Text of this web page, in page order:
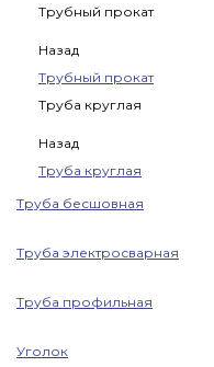
Трубный прокат
Назад
Трубный прокат
Труба круглая
Назад
Труба круглая
Труба бесшовная
Труба электросварная
Труба профильная
Уголок